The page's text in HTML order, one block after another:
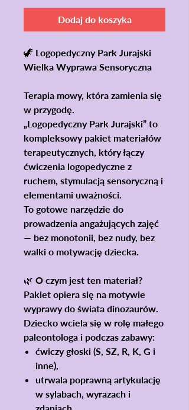
Dodaj do koszyka
🦖 Logopedyczny Park Jurajski
Wielka Wyprawa Sensoryczna
Terapia mowy, która zamienia się
w przygodę.
„Logopedyczny Park Jurajski” to
kompleksowy pakiet materiałów
terapeutycznych, który łączy
ćwiczenia logopedyczne z
ruchem, stymulacją sensoryczną i
elementami uważności.
To gotowe narzędzie do
prowadzenia angażujących zajęć
— bez monotonii, bez nudy, bez
walki o motywację dziecka.
🌿 O czym jest ten materiał?
Pakiet opiera się na motywie
wyprawy do świata dinozaurów.
Dziecko wciela się w rolę małego
paleontologa i podczas zabawy:
ćwiczy głoski (S, SZ, R, K, G i
inne),
utrwala poprawną artykulację
w sylabach, wyrazach i
zdaniach,